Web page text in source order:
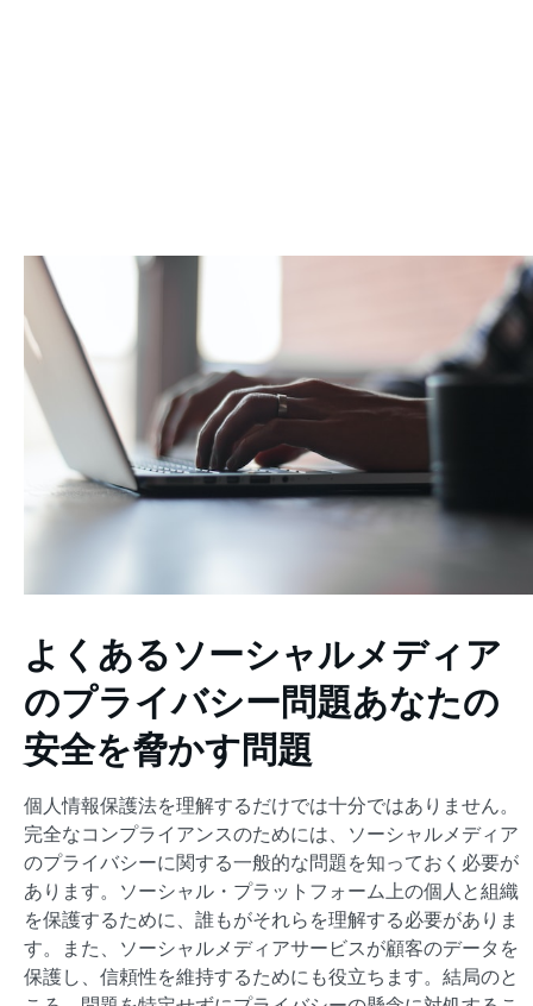
よくあるソーシャルメディア
のプライバシー問題あなたの
安全を脅かす問題
個人情報保護法を理解するだけでは十分ではありません。
完全なコンプライアンスのためには、ソーシャルメディア
のプライバシーに関する一般的な問題を知っておく必要が
あります。ソーシャル・プラットフォーム上の個人と組織
を保護するために、誰もがそれらを理解する必要がありま
す。また、ソーシャルメディアサービスが顧客のデータを
保護し、信頼性を維持するためにも役立ちます。結局のと